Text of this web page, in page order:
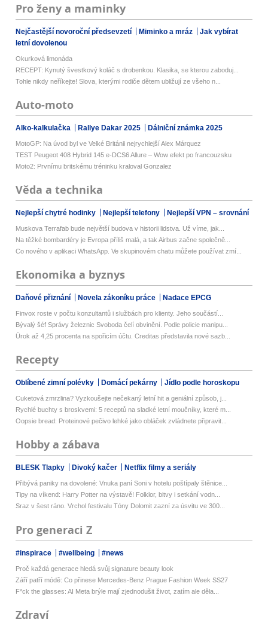
Pro ženy a maminky
Nejčastější novoroční předsevzetí Miminko a mráz
Jak vybírat
letní dovolenou
Okurková limonáda
RECEPT: Kynutý švestkový koláč s drobenkou. Klasika, se kterou zaboduj...
Tohle nikdy neříkejte! Slova, kterými rodiče dětem ubližují ze všeho n...
Auto-moto
Alko-kalkulačka Rallye Dakar 2025 Dálniční známka 2025
MotoGP: Na úvod byl ve Velké Británii nejrychlejší Alex Márquez
TEST Peugeot 408 Hybrid 145 e-DCS6 Allure – Wow efekt po francouzsku
Moto2: Prvnímu britskému tréninku kraloval Gonzalez
Věda a technika
Nejlepší chytré hodinky Nejlepší telefony Nejlepší VPN – srovnání
Muskova Terrafab bude největší budova v historii lidstva. Už víme, jak...
Na těžké bombardéry je Evropa příliš malá, a tak Airbus začne společně...
Co nového v aplikaci WhatsApp. Ve skupinovém chatu můžete používat zmí...
Ekonomika a byznys
Daňové přiznání Novela zákoníku práce Nadace EPCG
Finvox roste v počtu konzultantů i službách pro klienty. Jeho součástí...
Bývalý šéf Správy železnic Svoboda čelí obvinění. Podle policie manipu...
Úrok až 4,25 procenta na spořicím účtu. Creditas představila nové sazb...
Recepty
Oblíbené zimní polévky Domácí pekárny Jídlo podle horoskopu
Cuketová zmrzlina? Vyzkoušejte nečekaný letní hit a geniální způsob, j...
Rychlé buchty s broskvemi: 5 receptů na sladké letní moučníky, které m...
Oopsie bread: Proteinové pečivo lehké jako obláček zvládnete připravit...
Hobby a zábava
BLESK Tlapky Divoký kačer Netflix filmy a seriály
Přibývá paniky na dovolené: Vnuka paní Soni v hotelu poštípaly štěnice...
Tipy na víkend: Harry Potter na výstavě! Folklor, bitvy i setkání vodn...
Sraz v šest ráno. Vrchol festivalu Tóny Dolomit zazní za úsvitu ve 300...
Pro generaci Z
#inspirace #wellbeing #news
Proč každá generace hledá svůj signature beauty look
Září patří módě: Co přinese Mercedes-Benz Prague Fashion Week SS27
F*ck the glasses: AI Meta brýle mají zjednodušit život, zatím ale děla...
Zdraví